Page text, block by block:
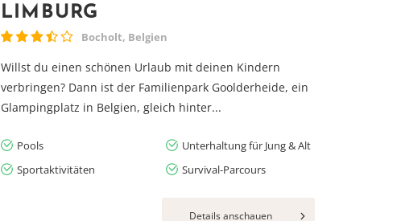
LIMBURG
Bocholt, Belgien
Willst du einen schönen Urlaub mit deinen Kindern
verbringen? Dann ist der Familienpark Goolderheide, ein
Glampingplatz in Belgien, gleich hinter...
Pools
Unterhaltung für Jung & Alt
Sportaktivitäten
Survival-Parcours
Details anschauen